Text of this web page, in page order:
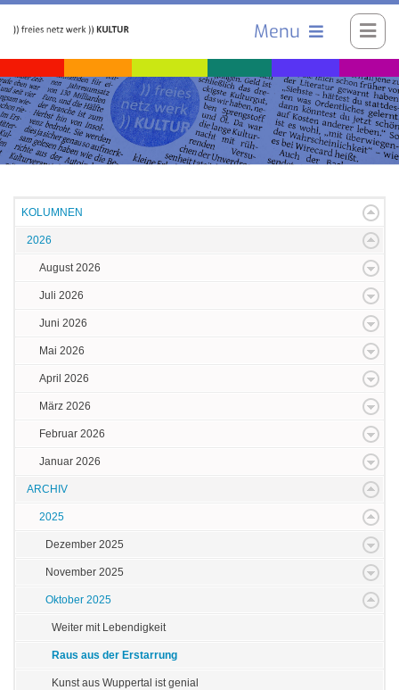
Menu
KOLUMNEN
2026
August 2026
Juli 2026
Juni 2026
Mai 2026
April 2026
März 2026
Februar 2026
Januar 2026
ARCHIV
2025
Dezember 2025
November 2025
Oktober 2025
Weiter mit Lebendigkeit
Raus aus der Erstarrung
Kunst aus Wuppertal ist genial